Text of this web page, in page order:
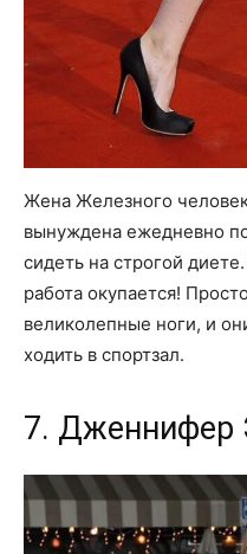
Жена Железного
вынуждена ежедневно
сидеть на строгой
работа окупается!
великолепные ноги, и
ходить в спортзал.
7. Дженнифер